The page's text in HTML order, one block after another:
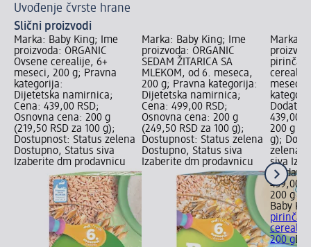
Uvođenje čvrste hrane
Slični proizvodi
Marka: Baby King; Ime
proizvoda: ORGANIC
Ovsene cerealije, 6+
meseci, 200 g; Pravna
kategorija:
Dijetetska namirnica;
Cena: 439,00 RSD;
Osnovna cena: 200 g
(219,50 RSD za 100 g);
Dostupnost: Status zelena
Dostupno, Status siva
Izaberite dm prodavnicu
Marka: Baby King; Ime
proizvoda: ORGANIC
SEDAM ŽITARICA SA
MLEKOM, od 6. meseca,
200 g; Pravna kategorija:
Dijetetska namirnica;
Cena: 499,00 RSD;
Osnovna cena: 200 g
(249,50 RSD za 100 g);
Dostupnost: Status zelena
Dostupno, Status siva
Izaberite dm prodavnicu
Marka:
439,00
200 g
g);
zelena
siva
439,00
200 g
Baby
200 g